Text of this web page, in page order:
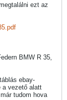
ezt az
BMW R 35,
ebay-
a vezető alatt
tudom hova